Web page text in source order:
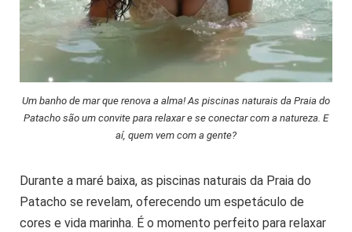
Um banho de mar que renova a alma! As piscinas naturais da Praia do
Patacho são um convite para relaxar e se conectar com a natureza. E
aí, quem vem com a gente?
Durante a maré baixa, as piscinas naturais da Praia do
Patacho se revelam, oferecendo um espetáculo de
cores e vida marinha. É o momento perfeito para relaxar